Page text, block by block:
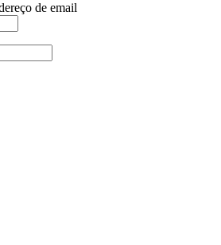
de email